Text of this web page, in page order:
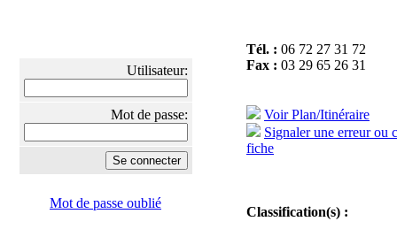
Utilisateur:
Mot de passe:
Mot de passe oublié
Tél. : 06 72 27 31 72
Fax : 03 29 65 26 31
Voir Plan/Itinéraire
Signaler une erreur ou
fiche
Classification(s) :